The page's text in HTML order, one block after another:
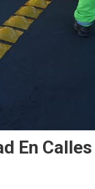
En